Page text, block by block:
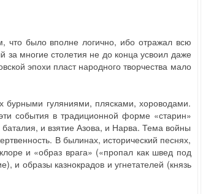
что было вполне логично, ибо отражал всю
за многие столетия не до конца усвоил даже
эпохи пласт народного творчества мало
бурными гуляниями, плясками, хороводами.
события в традиционной форме «старин»
и взятие Азова, и Нарва. Тема войны
В былинах, исторический песнях,
и «образ врага» («пропал как швед под
и образы казнокрадов и угнетателей (князь